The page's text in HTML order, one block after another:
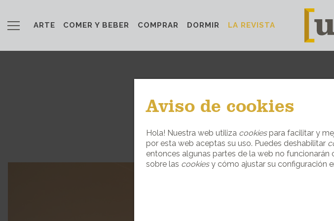
ARTE COMER Y BEBER COMPRAR DORMIR LA REVISTA
ACOGEDORES
Aviso de cookies
Hola! Nuestra web utiliza cookiespara facilitar y
por esta web aceptas su uso. Puedes deshabilitar
entonces algunas partes de la web no
sobre las cookiesy cómo ajustar su configuración